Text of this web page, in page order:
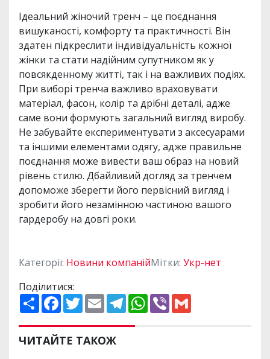
Ідеальний жіночий тренч – це поєднання
вишуканості, комфорту та практичності. Він
здатен підкреслити індивідуальність кожної
жінки та стати надійним супутником як у
повсякденному житті, так і на важливих подіях.
При виборі тренча важливо враховувати
матеріал, фасон, колір та дрібні деталі, адже
саме вони формують загальний вигляд виробу.
Не забувайте експериментувати з аксесуарами
та іншими елементами одягу, адже правильне
поєднання може вивести ваш образ на новий
рівень стилю. Дбайливий догляд за тренчем
допоможе зберегти його первісний вигляд і
зробити його незамінною частиною вашого
гардеробу на довгі роки.
Категорії: Новини компанійМітки: Укр-нет
Поділитися:
П
о
и
р
и
F
a
e
b
o
T
w
t
t
e
E
m
i
l
T
e
e
W
h
V
ЧИТАЙТЕ ТАКОЖ